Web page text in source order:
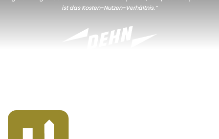
ist das Kosten-Nutzen-Verhältnis.”